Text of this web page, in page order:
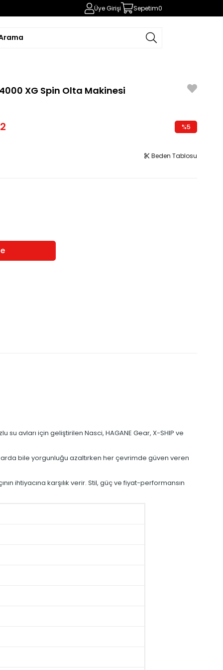
Üye Girişi Sepetim0
XG Spin Olta Makinesi
%5
Beden Tablosu
su avları için geliştirilen Nasci, HAGANE Gear, X-SHIP ve
bile yorgunluğu azaltırken her çevrimde güven veren
ihtiyacına karşılık verir. Stil, güç ve fiyat-performansın